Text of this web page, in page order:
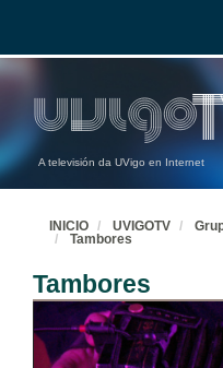
A televisión da UVigo en Internet
INICIO UVIGOTV
Tambores
Tambores